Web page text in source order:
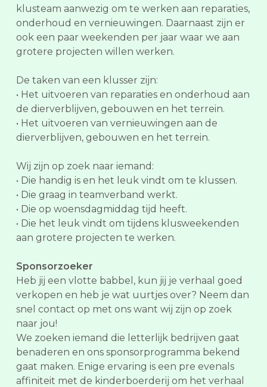
klusteam aanwezig om te werken aan reparaties,
onderhoud en vernieuwingen. Daarnaast zijn er
ook een paar weekenden per jaar waar we aan
grotere projecten willen werken.
De taken van een klusser zijn:
• Het uitvoeren van reparaties en onderhoud aan
de dierverblijven, gebouwen en het terrein.
• Het uitvoeren van vernieuwingen aan de
dierverblijven, gebouwen en het terrein.
Wij zijn op zoek naar iemand:
• Die handig is en het leuk vindt om te klussen.
• Die graag in teamverband werkt.
• Die op woensdagmiddag tijd heeft.
• Die het leuk vindt om tijdens klusweekenden
aan grotere projecten te werken.
Sponsorzoeker
Heb jij een vlotte babbel, kun jij je verhaal goed
verkopen en heb je wat uurtjes over? Neem dan
snel contact op met ons want wij zijn op zoek
naar jou!
We zoeken iemand die letterlijk bedrijven gaat
benaderen en ons sponsorprogramma bekend
gaat maken. Enige ervaring is een pre evenals
affiniteit met de kinderboerderij om het verhaal